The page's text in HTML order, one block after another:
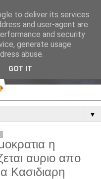
▼
η
αυριο απο
Κασιδιαρη
to deliver its services
and user-agent are
and security
generate usage
abuse.
GOT IT